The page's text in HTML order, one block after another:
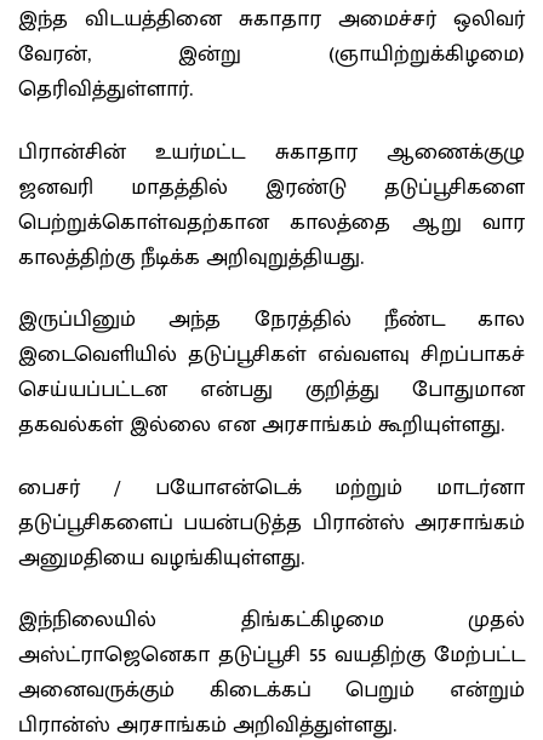
இந்த விடயத்தினை சுகாதார அமைச்சர் ஒலிவர்
வேரன், இன்று (ஞாயிற்றுக்கிழமை)
தெரிவித்துள்ளார்.
பிரான்சின் உயர்மட்ட சுகாதார ஆணைக்குழு
ஜனவரி மாதத்தில் இரண்டு தடுப்பூசிகளை
பெற்றுக்கொள்வதற்கான காலத்தை ஆறு வார
காலத்திற்கு நீடிக்க அறிவுறுத்தியது.
இருப்பினும் அந்த நேரத்தில் நீண்ட கால
இடைவெளியில் தடுப்பூசிகள் எவ்வளவு சிறப்பாகச்
செய்யப்பட்டன என்பது குறித்து போதுமான
தகவல்கள் இல்லை என அரசாங்கம் கூறியுள்ளது.
பைசர் / பயோஎன்டெக் மற்றும் மாடர்னா
தடுப்பூசிகளைப் பயன்படுத்த பிரான்ஸ் அரசாங்கம்
அனுமதியை வழங்கியுள்ளது.
இந்நிலையில் திங்கட்கிழமை முதல்
அஸ்ட்ராஜெனெகா தடுப்பூசி 55 வயதிற்கு மேற்பட்ட
அனைவருக்கும் கிடைக்கப் பெறும் என்றும்
பிரான்ஸ் அரசாங்கம் அறிவித்துள்ளது.